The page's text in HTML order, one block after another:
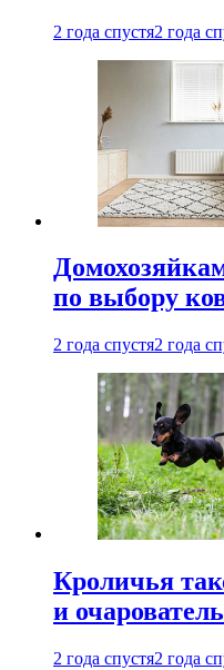
2 года спустя2 года
по выбору
2 года спустя2 года
Кроличья
и
2 года спустя2 года